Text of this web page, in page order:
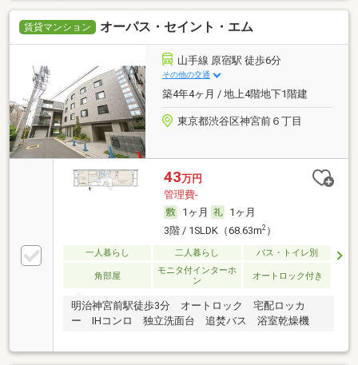
賃貸マンション オーパス・セイント・エム
山手線 原宿駅 徒歩6分
その他の交通
築4年4ヶ月 / 地上4階地下1階建
東京都渋谷区神宮前６丁目
43万円
管理費-
1ヶ月
1ヶ月
3階 / 1SLDK（68.63m2）
一人暮らし 二人暮らし バス・トイレ別
角部屋
モニタ付インターホ
ン
オートロック付き
明治神宮前駅徒歩3分 オートロック 宅配ロッカ
ー IHコンロ 独立洗面台 追焚バス 浴室乾燥機